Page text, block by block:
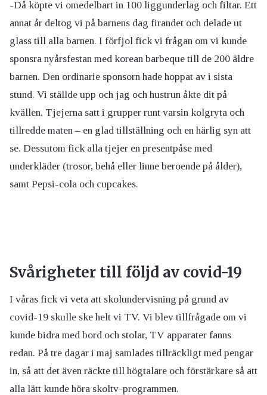
-Då köpte vi omedelbart in 100 liggunderlag och filtar. Ett
annat år deltog vi på barnens dag firandet och delade ut
glass till alla barnen. I förfjol fick vi frågan om vi kunde
sponsra nyårsfestan med korean barbeque till de 200 äldre
barnen. Den ordinarie sponsorn hade hoppat av i sista
stund. Vi ställde upp och jag och hustrun åkte dit på
kvällen. Tjejerna satt i grupper runt varsin kolgryta och
tillredde maten – en glad tillställning och en härlig syn att
se. Dessutom fick alla tjejer en presentpåse med
underkläder (trosor, behå eller linne beroende på ålder),
samt Pepsi-cola och cupcakes.
Svårigheter till följd av covid-19
I våras fick vi veta att skolundervisning på grund av
covid-19 skulle ske helt vi TV. Vi blev tillfrågade om vi
kunde bidra med bord och stolar, TV apparater fanns
redan. På tre dagar i maj samlades tillräckligt med pengar
in, så att det även räckte till högtalare och förstärkare så att
alla lätt kunde höra skoltv-programmen.